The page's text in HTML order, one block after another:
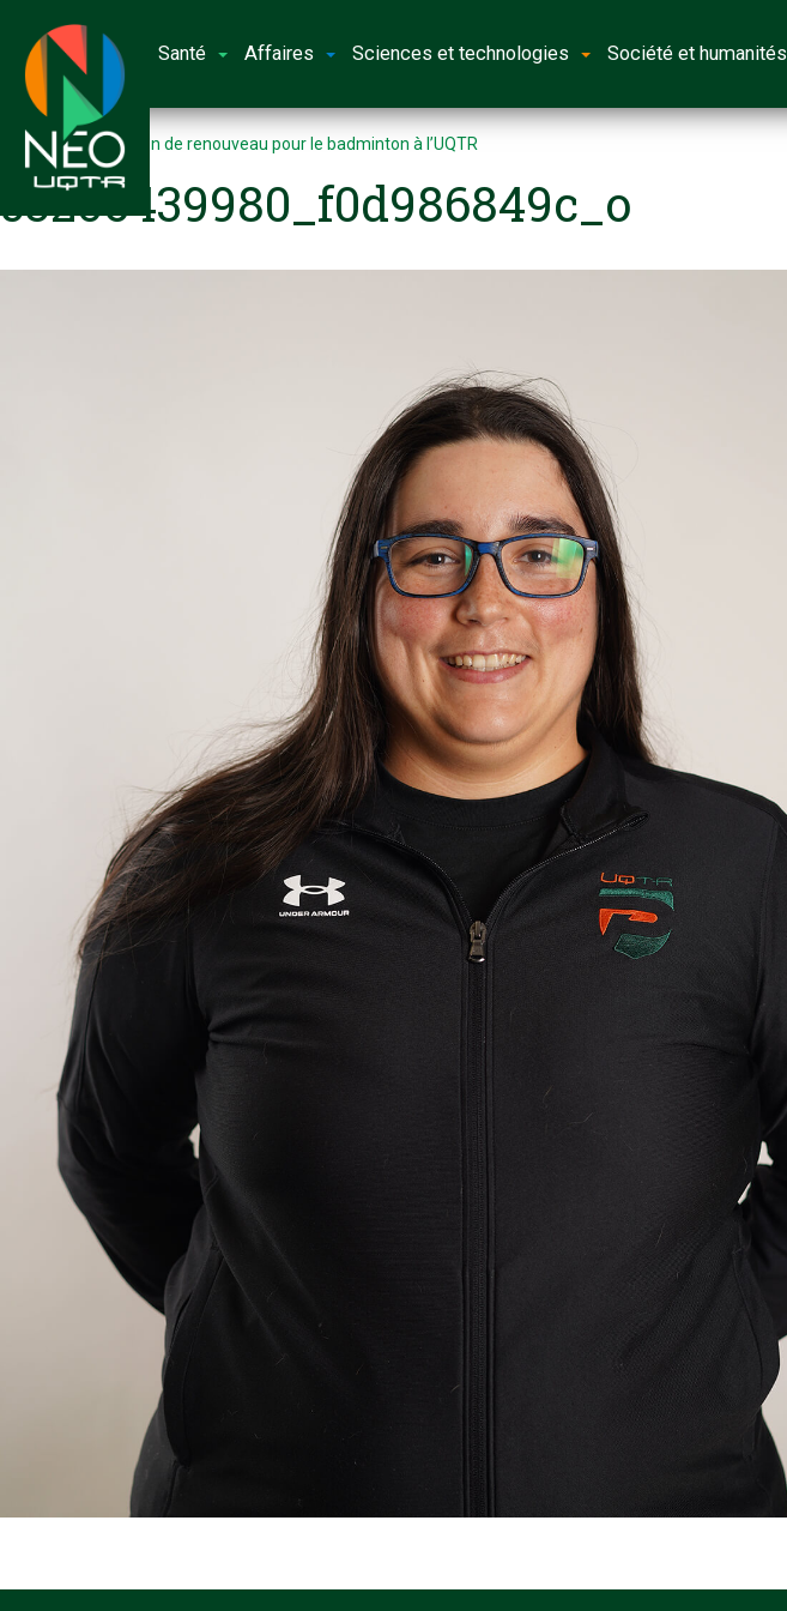
Santé Affaires Sciences et technologies Société et humanités
Accueil Une saison de renouveau pour le badminton à l’UQTR
53206439980_f0d986849c_o